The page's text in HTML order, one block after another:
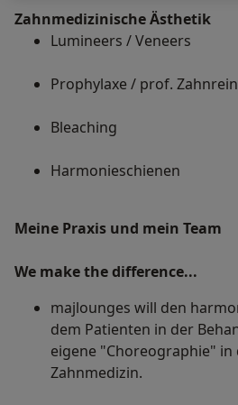
Zahnmedizinische Ästhetik
Lumineers / Veneers
Prophylaxe / prof.
Bleaching
Harmonieschienen
Meine Praxis und mein Team
We make the difference...
majlounges will den
dem Patienten in der
eigene "Choreographie"
Zahnmedizin.